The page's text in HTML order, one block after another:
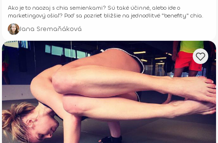
Ako je to naozaj s chia semienkami? Sú také účinné, alebo ide o
marketingový ošiaľ? Poď sa pozrieť bližšie na jednodlitvé "benefity" chia.
Jana Sremaňáková